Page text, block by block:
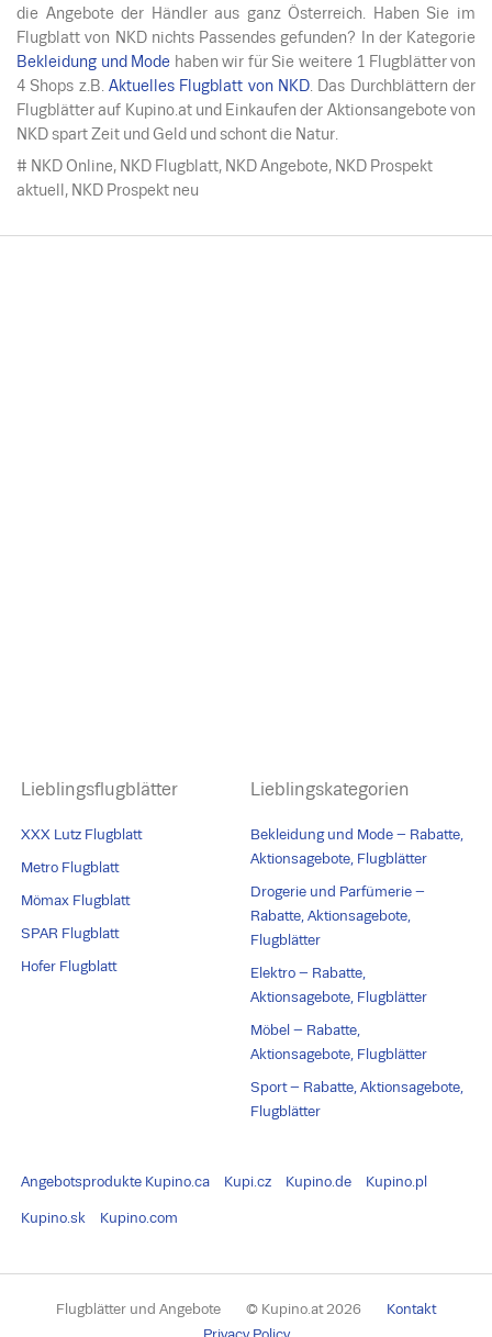
die Angebote der Händler aus ganz Österreich. Haben Sie im
Flugblatt von NKD nichts Passendes gefunden? In der Kategorie
Bekleidung und Mode haben wir für Sie weitere 1 Flugblätter von
4 Shops z.B. Aktuelles Flugblatt von NKD. Das Durchblättern der
Flugblätter auf Kupino.at und Einkaufen der Aktionsangebote von
NKD spart Zeit und Geld und schont die Natur.
# NKD Online, NKD Flugblatt, NKD Angebote, NKD Prospekt
aktuell, NKD Prospekt neu
Lieblingsflugblätter
XXX Lutz Flugblatt
Metro Flugblatt
Mömax Flugblatt
SPAR Flugblatt
Hofer Flugblatt
Lieblingskategorien
Bekleidung und Mode – Rabatte,
Aktionsagebote, Flugblätter
Drogerie und Parfümerie –
Rabatte, Aktionsagebote,
Flugblätter
Elektro – Rabatte,
Aktionsagebote, Flugblätter
Möbel – Rabatte,
Aktionsagebote, Flugblätter
Sport – Rabatte, Aktionsagebote,
Flugblätter
Angebotsprodukte Kupino.ca Kupi.cz Kupino.de Kupino.pl
Kupino.sk Kupino.com
Flugblätter und Angebote © Kupino.at 2026
Kontakt